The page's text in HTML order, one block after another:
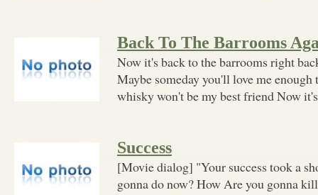
Back To The Barrooms
Now it's back to the barrooms right
Maybe someday you'll love me
whisky won't be my best friend Now
Success
[Movie dialog] "Your success took a
gonna do now? How Are you gonna